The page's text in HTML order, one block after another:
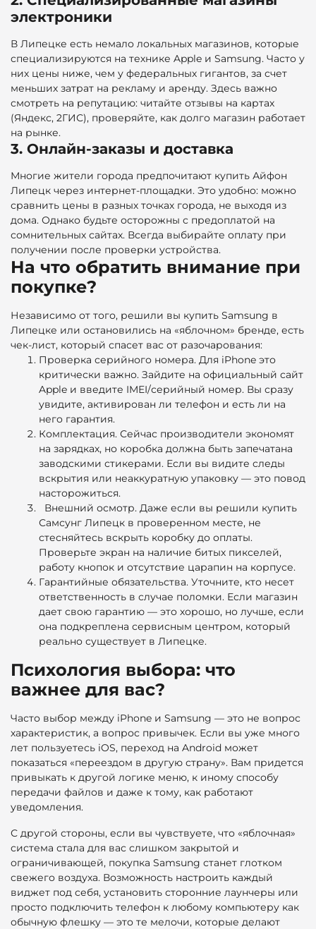
электроники
В Липецке есть немало локальных магазинов, которые
специализируются на технике Apple и Samsung. Часто у
них цены ниже, чем у федеральных гигантов, за счет
меньших затрат на рекламу и аренду. Здесь важно
смотреть на репутацию: читайте отзывы на картах
(Яндекс, 2ГИС), проверяйте, как долго магазин работает
на рынке.
3. Онлайн-заказы и доставка
Многие жители города предпочитают купить Айфон
Липецк через интернет-площадки. Это удобно: можно
сравнить цены в разных точках города, не выходя из
дома. Однако будьте осторожны с предоплатой на
сомнительных сайтах. Всегда выбирайте оплату при
получении после проверки устройства.
На что обратить внимание при
покупке?
Независимо от того, решили вы купить Samsung в
Липецке или остановились на «яблочном» бренде, есть
чек-лист, который спасет вас от разочарования:
Проверка серийного номера. Для iPhone это
критически важно. Зайдите на официальный сайт
Apple и введите IMEI/серийный номер. Вы сразу
увидите, активирован ли телефон и есть ли на
него гарантия.
Комплектация. Сейчас производители экономят
на зарядках, но коробка должна быть запечатана
заводскими стикерами. Если вы видите следы
вскрытия или неаккуратную упаковку — это повод
насторожиться.
Внешний осмотр. Даже если вы решили купить
Самсунг Липецк в проверенном месте, не
стесняйтесь вскрыть коробку до оплаты.
Проверьте экран на наличие битых пикселей,
работу кнопок и отсутствие царапин на корпусе.
Гарантийные обязательства. Уточните, кто несет
ответственность в случае поломки. Если магазин
дает свою гарантию — это хорошо, но лучше, если
она подкреплена сервисным центром, который
реально существует в Липецке.
Психология выбора: что
важнее для вас?
Часто выбор между iPhone и Samsung — это не вопрос
характеристик, а вопрос привычек. Если вы уже много
лет пользуетесь iOS, переход на Android может
показаться «переездом в другую страну». Вам придется
привыкать к другой логике меню, к иному способу
передачи файлов и даже к тому, как работают
уведомления.
С другой стороны, если вы чувствуете, что «яблочная»
система стала для вас слишком закрытой и
ограничивающей, покупка Samsung станет глотком
свежего воздуха. Возможность настроить каждый
виджет под себя, установить сторонние лаунчеры или
просто подключить телефон к любому компьютеру как
обычную флешку — это те мелочи, которые делают